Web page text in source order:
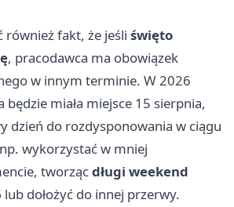
fakt, że jeśli święto
, pracodawca ma obowiązek
w innym terminie. W 2026
miała miejsce 15 sierpnia,
dzień do rozdysponowania w ciągu
wykorzystać w mniej
tworzącdługi weekend
lub dołożyć do innej przerwy.